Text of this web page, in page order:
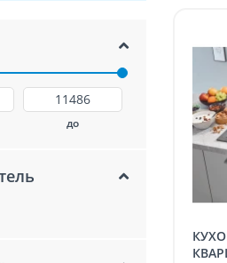
до
КУХОННАЯ МОЙКА GROHE K400, ИЗ